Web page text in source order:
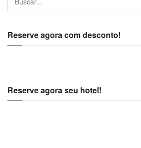
Reserve agora com desconto!
Reserve agora seu hotel!